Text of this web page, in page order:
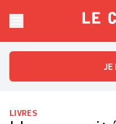
Le
JE
LIVRES